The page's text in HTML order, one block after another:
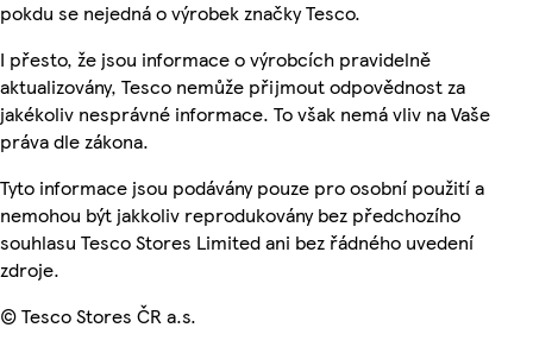
pokdu se nejedná o výrobek značky Tesco.
I přesto, že jsou informace o výrobcích pravidelně
aktualizovány, Tesco nemůže přijmout odpovědnost za
jakékoliv nesprávné informace. To však nemá vliv na Vaše
práva dle zákona.
Tyto informace jsou podávány pouze pro osobní použití a
nemohou být jakkoliv reprodukovány bez předchozího
souhlasu Tesco Stores Limited ani bez řádného uvedení
zdroje.
© Tesco Stores ČR a.s.